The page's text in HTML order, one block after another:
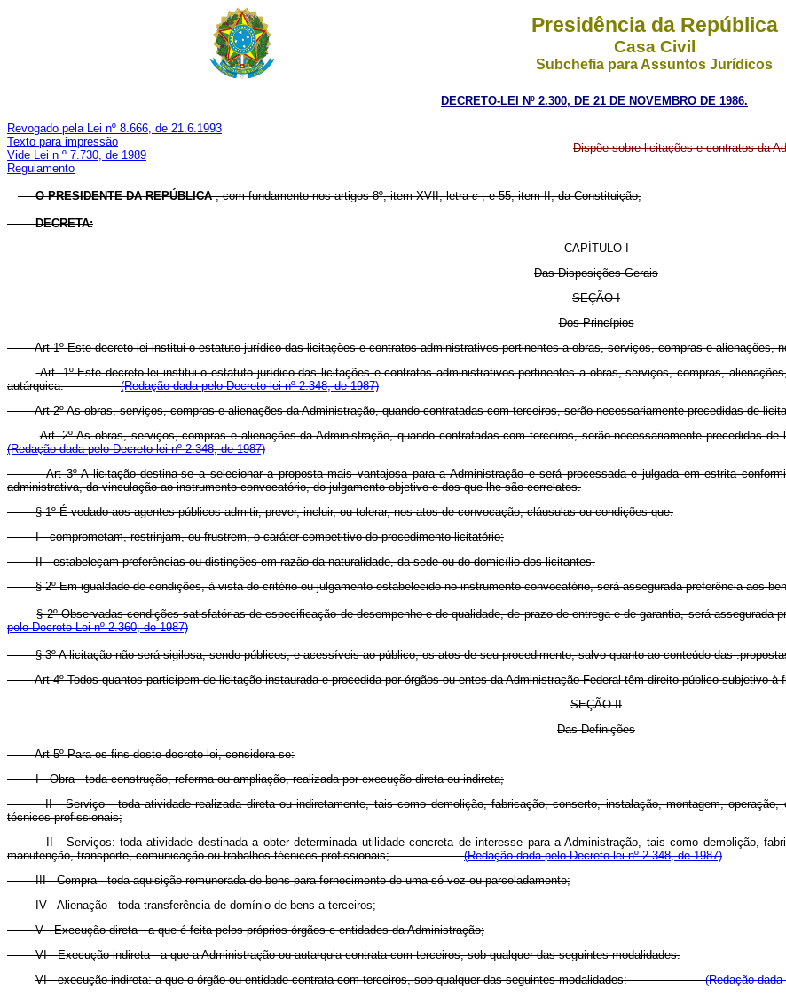
Presidência da República
Casa Civil
Subchefia para Assuntos Jurídicos
DECRETO-LEI Nº 2.300, DE 21 DE NOVEMBRO DE 1986.
Revogado pela Lei nº 8.666, de 21.6.1993
Texto para impressão
Vide Lei n º 7.730, de 1989
Regulamento
Dispõe sobre licitações e contratos da
O PRESIDENTE DA REPÚBLICA, com fundamento nos artigos 8º, item XVII, letrac, e 55, item II, da Constituição,
DECRETA:
CAPÍTULO I
Das Disposições Gerais
SEÇÃOI
Dos Princípios
Art 1º Este decreto-lei institui o estatuto jurídico das licitações e contratos administrativos pertinentes a obras, serviços, compras e alienações,
Art. 1º Este decreto-lei institui o estatuto jurídico das licitações e contratos administrativos pertinentes a obras, serviços, compras,
autárquica.(Redação dada pelo Decreto-lei nº 2.348, de 1987)
Art 2º As obras, serviços, compras e alienações da Administração, quando contratadas com terceiros, serão necessariamente precedidas de
Art. 2º As obras, serviços, compras e alienações da Administração, quando contratadas com terceiros, serão necessariamente precedidas
(Redação dada pelo Decreto-lei nº 2.348, de 1987)
Art 3º A licitação destina-se a selecionar a proposta mais vantajosa para a Administração e será processada e julgada em estrita
administrativa, da vinculação ao instrumento convocatório, do julgamento objetivo e dos que lhe são correlatos.
§ 1º É vedado aos agentes públicos admitir, prever, incluir, ou tolerar, nos atos de convocação, cláusulas ou condições que:
I - comprometam, restrinjam, ou frustrem, o caráter competitivo do procedimento licitatório;
II - estabeleçam preferências ou distinções em razão da naturalidade, da sede ou do domicílio dos licitantes.
§ 2º Em igualdade de condições, à vista do critério ou julgamento estabelecido no instrumento convocatório, será assegurada preferência aos
§ 2º Observadas condições satisfatórias de especificação de desempenho e de qualidade, de prazo de entrega e de garantia, será assegurada
pelo Decreto-Lei nº 2.360, de 1987)
§ 3º A licitação não será sigilosa, sendo públicos, e acessíveis ao público, os atos de seu procedimento, salvo quanto ao conteúdo das
Art 4º Todos quantos participem de licitação instaurada e procedida por órgãos ou entes da Administração Federal têm direito público subjetivo
SEÇÃOII
Das Definições
Art 5º Para os fins deste decreto-lei, considera-se:
I-Obra - toda construção, reforma ou ampliação, realizada por execução direta ou indireta;
II - Serviço - toda atividade realizada direta ou indiretamente, tais como demolição, fabricação, conserto, instalação, montagem, operação,
técnicos profissionais;
II - Serviços: toda atividade destinada a obter determinada utilidade concreta de interesse para a Administração, tais como demolição,
manutenção, transporte, comunicação ou trabalhos técnicos profissionais;(Redação dada pelo Decreto-lei nº 2.348, de 1987)
III - Compra - toda aquisição remunerada de bens para fornecimento de uma só vez ou parceladamente;
IV - Alienação - toda transferência de domínio de bens a terceiros;
V-Execução direta - a que é feita pelos próprios órgãos e entidades da Administração;
VI - Execução indireta - a que a Administração ou autarquia contrata com terceiros, sob qualquer das seguintes modalidades:
VI - execução indireta: a que o órgão ou entidade contrata com terceiros, sob qualquer das seguintes modalidades:
(Redação